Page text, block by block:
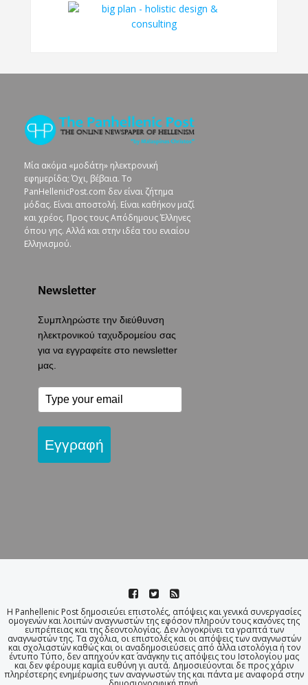
Μία ακόμα «μοδάτη» ηλεκτρονική
εφημερίδα; Όχι, βέβαια. To
PanHellenicPost.com δεν είναι ζήτημα
μόδας. Είναι αποστολή. Είναι καθήκον μαζί
και χρέος. Προς τους Απόδημους Έλληνες
όπου γης. Αλλά και στην ιδέα του ενιαίου
Ελληνισμού.
Newsletter
Συμπληρώστε την διεύθυνση
ηλεκτρονικού ταχυδρομείου σας
για να εγγραφείτε στο newsletter
μας.
Εγγραφή
Η Panhellenic Post δημοσιεύει επιστολές, απόψεις και γενικά συνεργασίες
ομογενών και λοιπών αναγνωστών της εφόσον πληρούν τους κανόνες της
ευπρέπειας και της δεοντολογίας. Δεν λογοκρίνει τα γραπτά των
αναγνωστών της. Τα σχόλια, οι επιστολές και οι απόψεις των αναγνωστών
και σχολιαστών καθώς και οι αναδημοσιεύσεις από άλλα ιστολόγια ή τον
έντυπο Τύπο, δεν απηχούν κατ΄ ανάγκην τις απόψεις του Ιστολογίου μας
και δεν φέρουμε καμία ευθύνη γι αυτά. Δημοσιεύονται δε προς χάριν
πληρέστερης ενημέρωσης των αναγνωστών της και πάντα με αναφορά στην